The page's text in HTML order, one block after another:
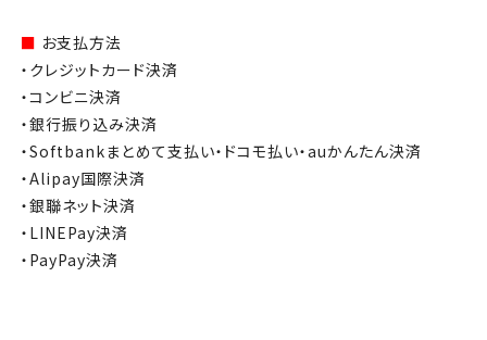
■ お支払方法
・クレジットカード決済
・コンビニ決済
・銀行振り込み決済
・Softbankまとめて支払い・ドコモ払い・auかんたん決済
・Alipay国際決済
・銀聯ネット決済
・LINEPay決済
・PayPay決済